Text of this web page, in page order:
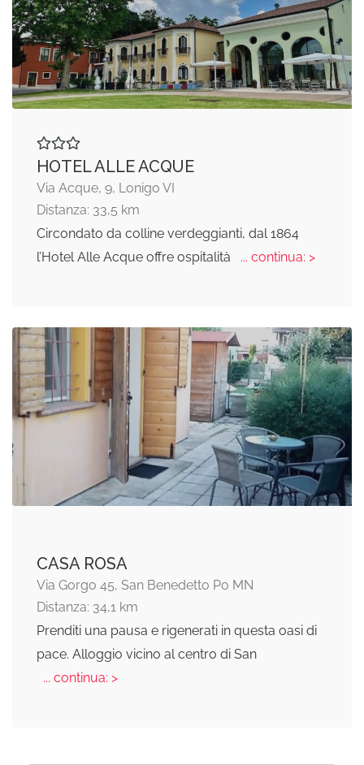
HOTEL ALLE ACQUE
Via Acque, 9, Lonigo VI
Distanza: 33,5 km
Circondato da colline verdeggianti, dal 1864
l’Hotel Alle Acque offre ospitalità
... continua: >
CASA ROSA
Via Gorgo 45, San Benedetto Po MN
Distanza: 34,1 km
Prenditi una pausa e rigenerati in questa oasi di
pace. Alloggio vicino al centro di San
... continua: >